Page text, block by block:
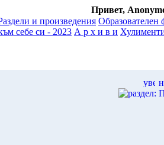
Привет,
и произведения Образователен
себе си - 2023 А р х и в и